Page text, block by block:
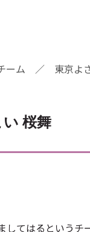
ーム ／ 東京よ
桜舞
してはるというチ